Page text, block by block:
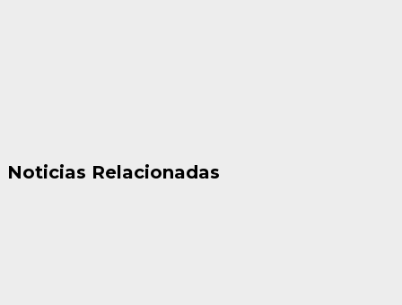
Noticias Relacionadas